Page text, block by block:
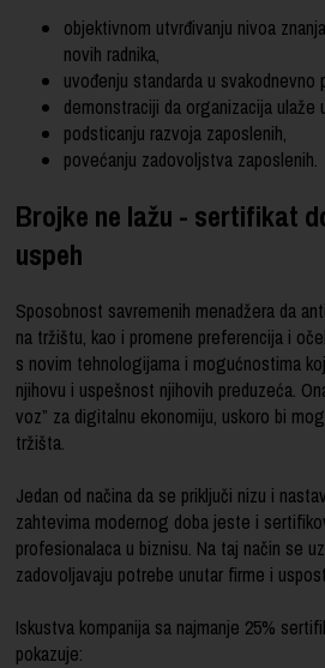
objektivnom utvrđivanju nivoa
novih radnika,
uvođenju standarda u svakodnevno
demonstraciji da organizacija ulaže
podsticanju razvoja zaposlenih,
povećanju zadovoljstva zaposlenih.
Brojke ne lažu - sertifikat
uspeh
Sposobnost savremenih menadžera da
na tržištu, kao i promene preferencija i
s novim tehnologijama i mogućnostima
njihovu i uspešnost njihovih preduzeća.
voz” za digitalnu ekonomiju, uskoro bi
tržišta.
Jedan od načina da se priključi nizu i
zahtevima modernog doba jeste i
profesionalaca u biznisu. Na taj način se
zadovoljavaju potrebe unutar firme i
Iskustva kompanija sa najmanje 25%
pokazuje: